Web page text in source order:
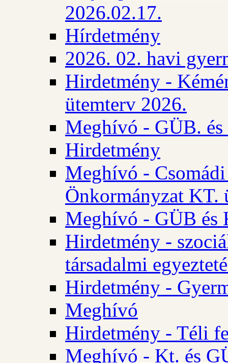
2026.02.17.
Hírdetmény
2026. 02. havi
Hirdetmény -
ütemterv 2026.
Meghívó - GÜB.
Hirdetmény
Meghívó -
Önkormányzat KT.
Meghívó - GÜB és
Hirdetmény -
társadalmi
Hirdetmény -
Meghívó
Hirdetmény - Téli
Meghívó - Kt. és